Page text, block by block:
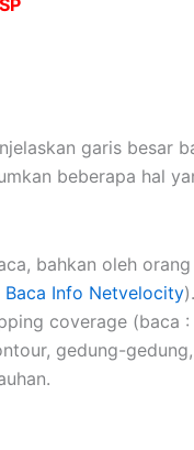
garis
beberapa hal
bahkan oleh
Baca Info Netvelocity
coverage (baca :
gedung-